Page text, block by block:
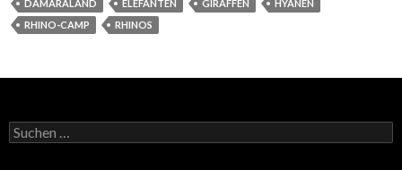
DAMARALAND ELEFANTEN GIRAFFEN
HYÄNEN
RHINO-CAMP
RHINOS
Suchen
nach: